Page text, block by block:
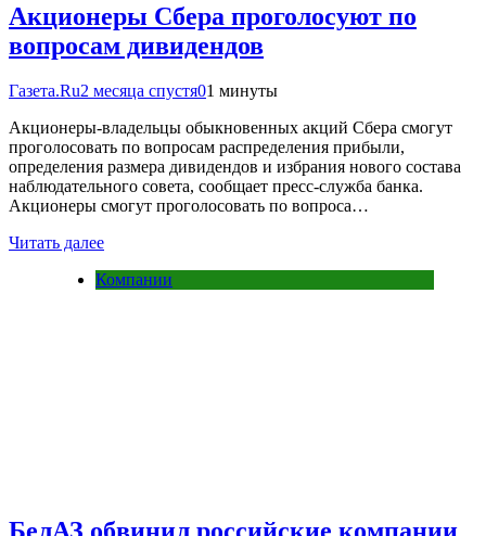
Акционеры Сбера проголосуют по
вопросам дивидендов
Газета.Ru2 месяца спустя01 минуты
Акционеры-владельцы обыкновенных акций Сбера смогут
проголосовать по вопросам распределения прибыли,
определения размера дивидендов и избрания нового состава
наблюдательного совета, сообщает пресс-служба банка.
Акционеры смогут проголосовать по вопроса…
Читать далее
Компании